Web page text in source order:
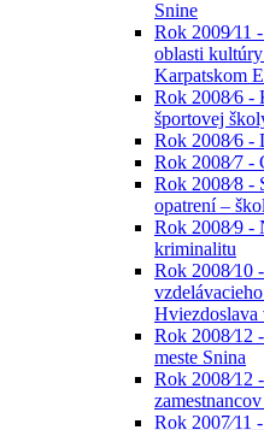
Snine
Rok 2009⁄11
oblasti
Karpatskom
Rok 2008⁄6 -
športovej
Rok 2008⁄6 -
Rok 2008⁄7 -
Rok 2008⁄8 -
opatrení –
Rok 2008⁄9 -
kriminalitu
Rok 2008⁄10
Hviezdoslava
Rok 2008⁄12
meste Snina
Rok 2008⁄12
Rok 2007⁄11